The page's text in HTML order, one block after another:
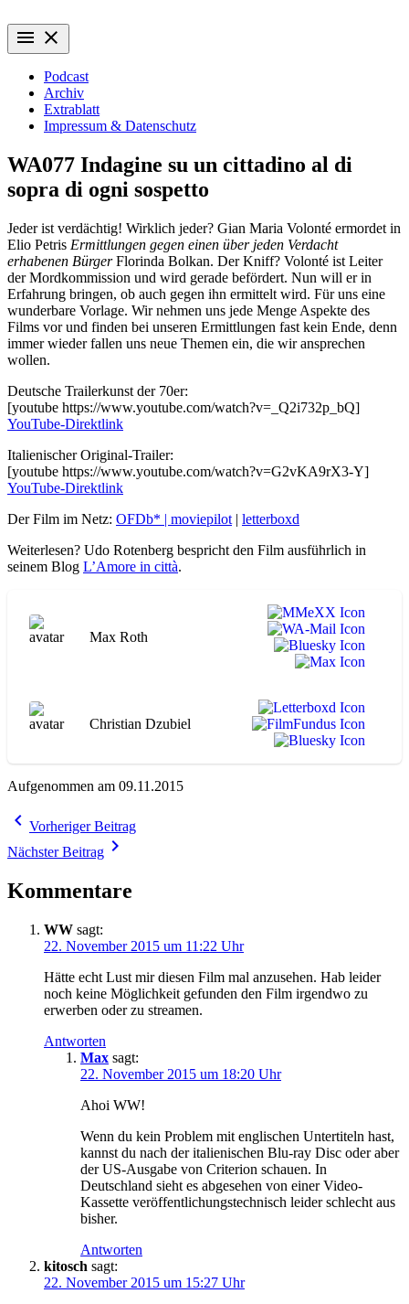
Inhalt
springen
Wiederaufführung
Alte Filme. Neu entdeckt.
menu close
Podcast
Archiv
Extrablatt
Impressum & Datenschutz
WA077 Indagine su un cittadino al di
sopra di ogni sospetto
Jeder ist verdächtig! Wirklich jeder? Gian Maria Volonté ermordet in
Elio Petris Ermittlungen gegen einen über jeden Verdacht
erhabenen BürgerFlorinda Bolkan. Der Kniff? Volonté ist Leiter
der Mordkommission und wird gerade befördert. Nun will er in
Erfahrung bringen, ob auch gegen ihn ermittelt wird. Für uns eine
wunderbare Vorlage. Wir nehmen uns jede Menge Aspekte des
Films vor und finden bei unseren Ermittlungen fast kein Ende, denn
immer wieder fallen uns neue Themen ein, die wir ansprechen
wollen.
Deutsche Trailerkunst der 70er:
[youtube https://www.youtube.com/watch?v=_Q2i732p_bQ]
YouTube-Direktlink
Italienischer Original-Trailer:
[youtube https://www.youtube.com/watch?v=G2vKA9rX3-Y]
YouTube-Direktlink
Der Film im Netz: OFDb* | moviepilot | letterboxd
Weiterlesen? Udo Rotenberg bespricht den Film ausführlich in
seinem Blog L’Amore in città.
Max Roth
Christian Dzubiel
Aufgenommen am 09.11.2015
Beitragsnavigation
navigate_before Vorheriger Beitrag
Nächster Beitrag navigate_next
Kommentare
WW sagt:
22. November 2015 um 11:22 Uhr
Hätte echt Lust mir diesen Film mal anzusehen. Hab leider
noch keine Möglichkeit gefunden den Film irgendwo zu
erwerben oder zu streamen.
Antworten
Max sagt:
22. November 2015 um 18:20 Uhr
Ahoi WW!
Wenn du kein Problem mit englischen Untertiteln hast,
kannst du nach der italienischen Blu-ray Disc oder aber
der US-Ausgabe von Criterion schauen. In
Deutschland sieht es abgesehen von einer Video-
Kassette veröffentlichungstechnisch leider schlecht aus
bisher.
Antworten
kitosch sagt:
22. November 2015 um 15:27 Uhr